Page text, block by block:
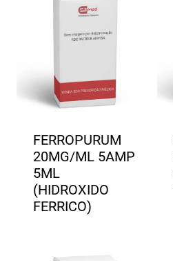
FERROPURUM
20MG/ML 5AMP
5ML
(HIDROXIDO
FERRICO)